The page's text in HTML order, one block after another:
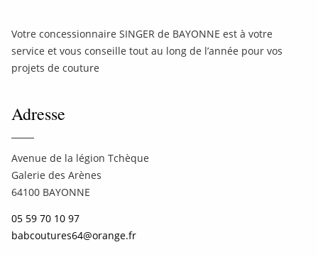
Votre concessionnaire SINGER de BAYONNE est à votre
service et vous conseille tout au long de l’année pour vos
projets de couture
Adresse
Avenue de la légion Tchèque
Galerie des Arènes
64100 BAYONNE
05 59 70 10 97
babcoutures64@orange.fr